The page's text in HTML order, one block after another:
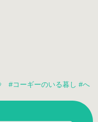
#コーギーのいる暮し #へ